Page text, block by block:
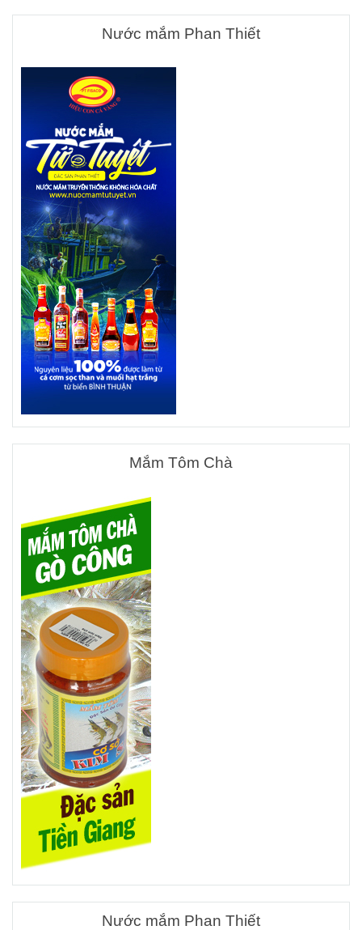
Nước mắm Phan Thiết
Mắm Tôm Chà
Nước mắm Phan Thiết